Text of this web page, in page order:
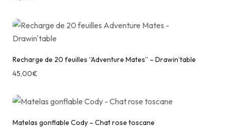
Recharge de 20 feuilles “Adventure Mates” – Drawin’table
45,00€
Matelas gonflable Cody – Chat rose toscane